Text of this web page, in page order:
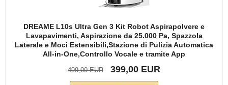
DREAME L10s Ultra Gen 3 Kit Robot Aspirapolvere e
Lavapavimenti, Aspirazione da 25.000 Pa, Spazzola
Laterale e Moci Estensibili,Stazione di Pulizia Automatica
All-in-One,Controllo Vocale e tramite App
499,00 EUR 399,00 EUR